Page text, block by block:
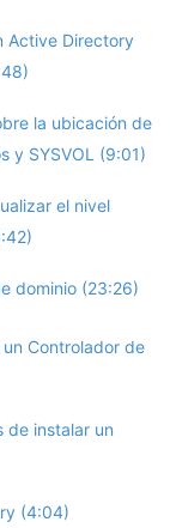
Active Directory
la ubicación de
y SYSVOL (9:01)
el nivel
dominio (23:26)
Controlador de
de instalar un
(4:04)